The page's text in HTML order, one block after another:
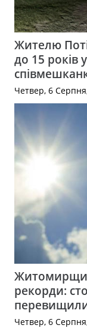
Жителю
до 15 років
Четвер, 6
рекорди:
Четвер, 6